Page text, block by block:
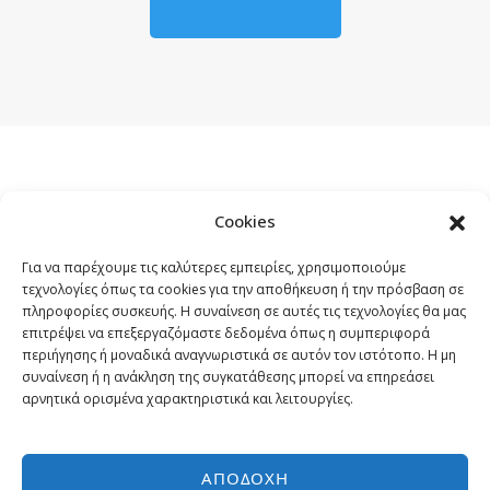
Cookies
Για να παρέχουμε τις καλύτερες εμπειρίες, χρησιμοποιούμε
τεχνολογίες όπως τα cookies για την αποθήκευση ή την πρόσβαση σε
πληροφορίες συσκευής. Η συναίνεση σε αυτές τις τεχνολογίες θα μας
επιτρέψει να επεξεργαζόμαστε δεδομένα όπως η συμπεριφορά
περιήγησης ή μοναδικά αναγνωριστικά σε αυτόν τον ιστότοπο. Η μη
συναίνεση ή η ανάκληση της συγκατάθεσης μπορεί να επηρεάσει
αρνητικά ορισμένα χαρακτηριστικά και λειτουργίες.
ΑΠΟΔΟΧΉ
LINK TO LIGHTBOX
Image